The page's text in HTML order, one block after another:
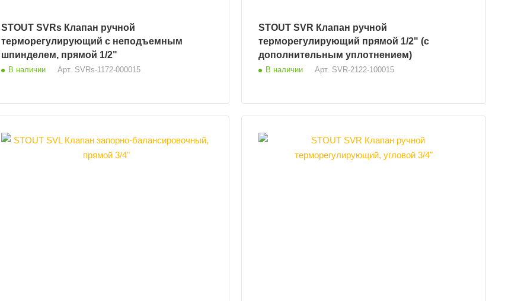
STOUT SVRs Клапан ручной
терморегулирующий с неподъемным
шпинделем, прямой 1/2"
В наличии Арт. SVRs-1172-000015
STOUT SVR Клапан ручной
терморегулирующий прямой 1/2" (с
дополнительным уплотнением)
В наличии Арт. SVR-2122-100015